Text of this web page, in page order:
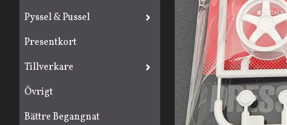
Pyssel & Pussel
Presentkort
Tillverkare
Övrigt
Bättre Begangnat